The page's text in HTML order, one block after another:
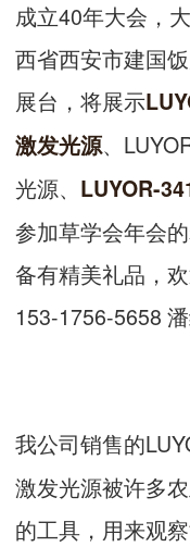
成立40年大会，
西省西安市建国
展台，将展示
激发光源、
光源、 LUYOR-
参加草学会年会
备有精美礼品，
153-1756-5658 潘
我公司销售的
激发光源被许多
的工具，用来观察